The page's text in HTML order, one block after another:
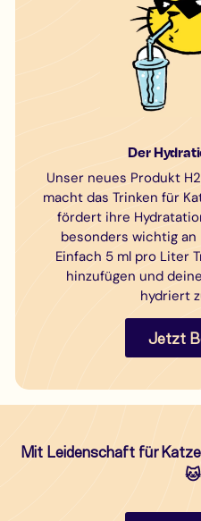
Mit Leidenschaft für